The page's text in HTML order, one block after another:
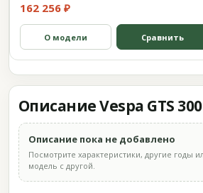
162 256 ₽
О модели Сравнить
Описание Vespa GTS
Описание пока не добавлено
Посмотрите характеристики, другие годы
модель с другой.